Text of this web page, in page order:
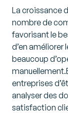
La croissance
nombre de
favorisant le
d’en améliorer
beaucoup
entreprises
analyser des
satisfaction